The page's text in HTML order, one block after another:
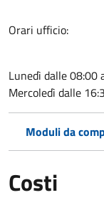
Orari ufficio:
Lunedì dalle 08:00
Mercoledì dalle
Moduli da
Costi